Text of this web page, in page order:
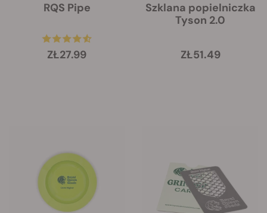
RQS Pipe
ZŁ27.99
Szklana popielniczka
Tyson 2.0
ZŁ51.49